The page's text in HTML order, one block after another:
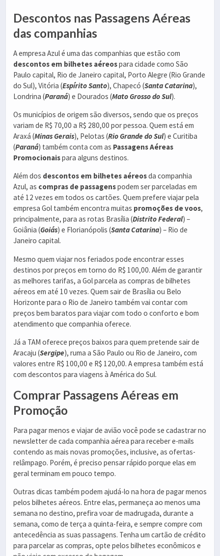
Descontos nas Passagens Aéreas
das companhias
A empresa Azul é uma das companhias que estão com
descontos em bilhetes aéreospara cidade como São
Paulo capital, Rio de Janeiro capital, Porto Alegre (Rio Grande
do Sul), Vitória (Espírito Santo), Chapecó (Santa Catarina),
Londrina (Paraná) e Dourados (Mato Grosso do Sul).
Os municípios de origem são diversos, sendo que os preços
variam de R$ 70,00 a R$ 280,00 por pessoa. Quem está em
Araxá (Minas Gerais), Pelotas (Rio Grande do Sul) e Curitiba
(Paraná) também conta com as Passagens Aéreas
Promocionaispara alguns destinos.
Além dos descontos em bilhetes aéreosda companhia
Azul, as compras de passagenspodem ser parceladas em
até 12 vezes em todos os cartões. Quem prefere viajar pela
empresa Gol também encontra muitas promoções de voos,
principalmente, para as rotas Brasília (Distrito Federal) –
Goiânia (Goiás) e Florianópolis (Santa Catarina) – Rio de
Janeiro capital.
Mesmo quem viajar nos feriados pode encontrar esses
destinos por preços em torno do R$ 100,00. Além de garantir
as melhores tarifas, a Gol parcela as compras de bilhetes
aéreos em até 10 vezes. Quem sair de Brasília ou Belo
Horizonte para o Rio de Janeiro também vai contar com
preços bem baratos para viajar com todo o conforto e bom
atendimento que companhia oferece.
Já a TAM oferece preços baixos para quem pretende sair de
Aracaju (Sergipe), ruma a São Paulo ou Rio de Janeiro, com
valores entre R$ 100,00 e R$ 120,00. A empresa também está
com descontos para viagens à América do Sul.
Comprar Passagens Aéreas em
Promoção
Para pagar menos e viajar de avião você pode se cadastrar no
newsletter de cada companhia aérea para receber e-mails
contendo as mais novas promoções, inclusive, as ofertas-
relâmpago. Porém, é preciso pensar rápido porque elas em
geral terminam em pouco tempo.
Outras dicas também podem ajudá-lo na hora de pagar menos
pelos bilhetes aéreos. Entre elas, permaneça ao menos uma
semana no destino, prefira voar de madrugada, durante a
semana, como de terça a quinta-feira, e sempre compre com
antecedência as suas passagens. Tenha um cartão de crédito
para parcelar as compras, opte pelos bilhetes econômicos e